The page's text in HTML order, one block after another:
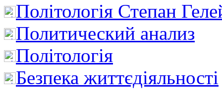
Політологія Степан
Политический анализ
Політологія
Безпека життєдіяльності